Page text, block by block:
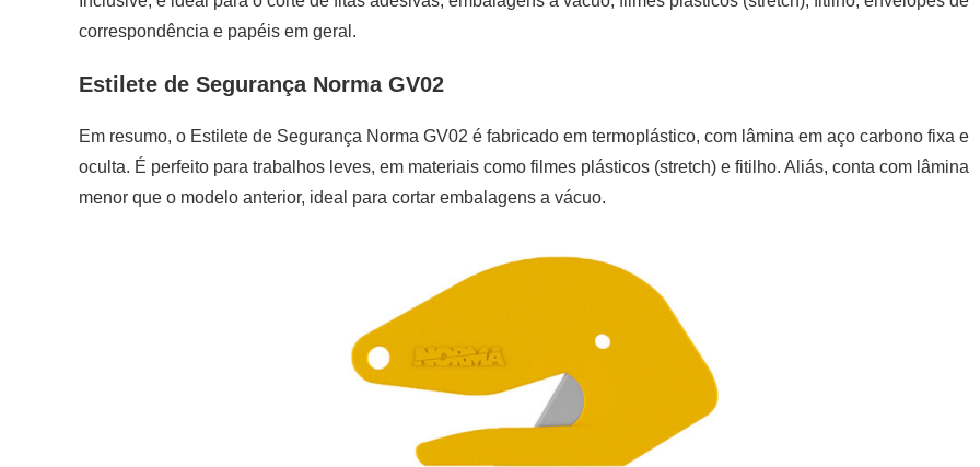
correspondência e papéis em geral.
Estilete de Segurança Norma GV02
Em resumo, o Estilete de Segurança Norma GV02 é fabricado em termoplástico, com lâmina em aço carbono fixa e
oculta. É perfeito para trabalhos leves, em materiais como filmes plásticos (stretch) e fitilho. Aliás, conta com lâmina
menor que o modelo anterior, ideal para cortar embalagens a vácuo.